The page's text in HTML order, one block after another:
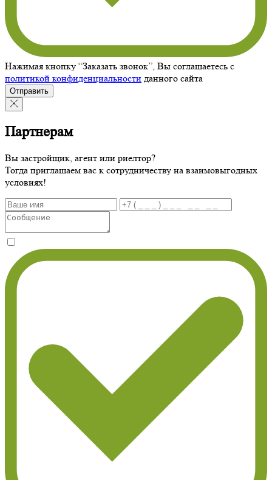
Нажимая кнопку “Заказать звонок”, Вы соглашаетесь с
политикой конфиденциальности данного сайта
Отправить
Партнерам
Вы застройщик, агент или риелтор?
Тогда приглашаем вас к сотрудничеству на взаимовыгодных
условиях!